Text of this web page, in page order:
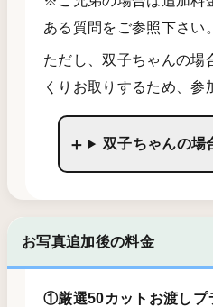
ある質問をご参照下さい。
ただし、双子ちゃんの場
くりお取りするため、参
双子ちゃんの場
お写真追加後の料金
①厳選50カットお渡しプ